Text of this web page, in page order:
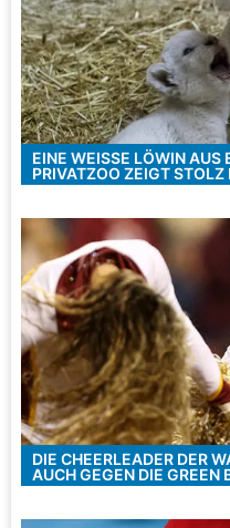
EINE WEISSE LÖWIN AUS
RIVATZOO ZEIGT STOLZ
DIE CHEERLEADER DER
AUCH GEGEN DIE GREEN